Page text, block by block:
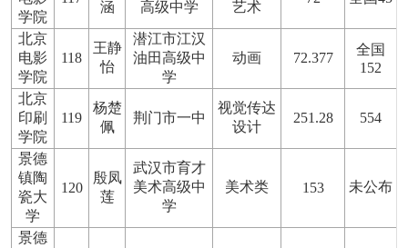
学院
涵
高级中学
艺术
北京
电影
学院
118
王静
怡
潜江市江汉
油田高级中
学
动画 72.377
全国
152
北京
印刷
学院
119
杨楚
佩
荆门市一中
视觉传达
设计
251.28 554
景德
镇陶
瓷大
学
120
殷凤
莲
武汉市育才
美术高级中
学
美术类 153 未公布
景德